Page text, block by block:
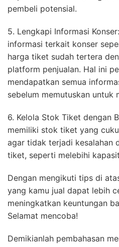
pembeli potensial.
5. Lengkapi Informasi
informasi terkait konser
harga tiket sudah tertera
platform penjualan. Hal ini
mendapatkan semua
sebelum memutuskan untuk
6. Kelola Stok Tiket dengan
memiliki stok tiket yang
agar tidak terjadi kesalahan
tiket, seperti melebihi
Dengan mengikuti tips di
yang kamu jual dapat lebih
meningkatkan keuntungan
Selamat mencoba!
Demikianlah pembahasan